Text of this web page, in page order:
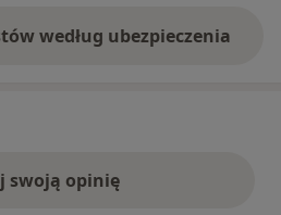
według ubezpieczenia
swoją opinię